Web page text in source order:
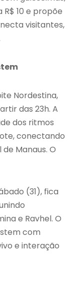
10 e propõe
visitantes,
Nordestina,
das 23h. A
dos ritmos
conectando
Manaus. O
(31), fica
e Ravhel. O
com
e interação